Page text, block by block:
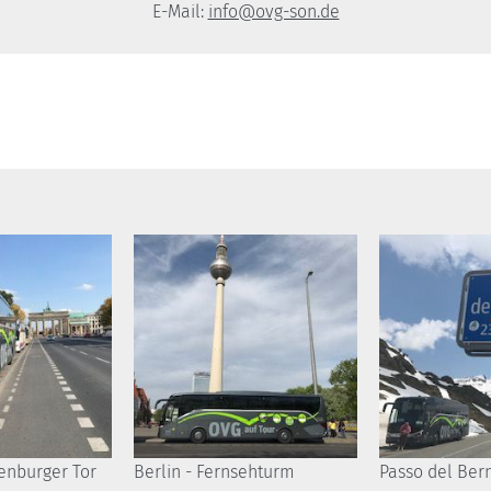
E-Mail: info@ovg-son.de
Tor Berlin - Fernsehturm Passo del